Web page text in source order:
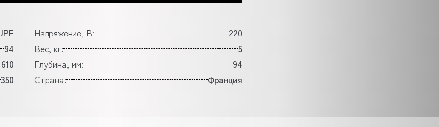
Напряжение, В:
220
94 Вес, кг:
5
610 Глубина, мм:
94
350 Страна: Франция